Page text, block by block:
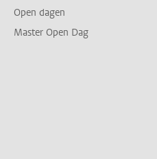
Open dagen
Master Open Dag